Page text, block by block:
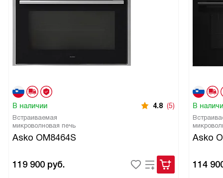
В наличии 4.8 (5)
Встраиваемая
микроволновая печь
Asko OM8464S
119 900 руб.
В
Asko
114